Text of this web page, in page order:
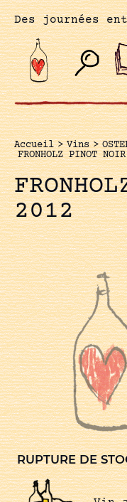
Des journées
Accueil > Vins >
FRONHOLZ PINOT
2012
RUPTURE DE